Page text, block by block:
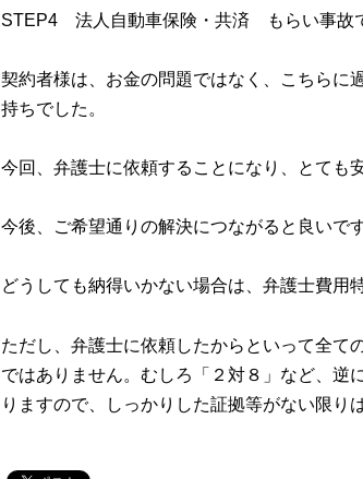
STEP4 法人自動車保険・共済 もらい事故
契約者様は、お金の問題ではなく、こちらに
持ちでした。
今回、弁護士に依頼することになり、とても
今後、ご希望通りの解決につながると良いです
どうしても納得いかない場合は、弁護士費用
ただし、弁護士に依頼したからといって全て
ではありません。むしろ「２対８」など、逆
りますので、しっかりした証拠等がない限り